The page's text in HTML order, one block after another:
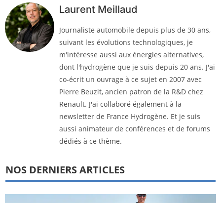
Laurent Meillaud
Journaliste automobile depuis plus de 30 ans,
suivant les évolutions technologiques, je
m'intéresse aussi aux énergies alternatives,
dont l'hydrogène que je suis depuis 20 ans. J'ai
co-écrit un ouvrage à ce sujet en 2007 avec
Pierre Beuzit, ancien patron de la R&D chez
Renault. J'ai collaboré également à la
newsletter de France Hydrogène. Et je suis
aussi animateur de conférences et de forums
dédiés à ce thème.
NOS DERNIERS ARTICLES